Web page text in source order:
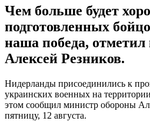
Чем больше будет
подготовленных
наша победа,
Алексей Резников.
Нидерланды присоединились к
украинских военных на
этом сообщил министр обороны
пятницу, 12 августа.